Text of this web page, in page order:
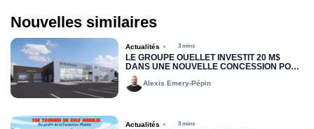
Nouvelles similaires
Actualités 3 mins
LE GROUPE OUELLET INVESTIT 20 M$
DANS UNE NOUVELLE CONCESSION POUR
RIMOUSKI FORD
Alexis Emery-Pépin
Actualités 3 mins